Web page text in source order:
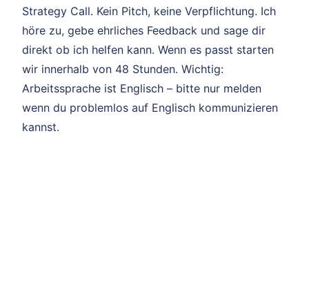
Strategy Call. Kein Pitch, keine Verpflichtung. Ich
höre zu, gebe ehrliches Feedback und sage dir
direkt ob ich helfen kann. Wenn es passt starten
wir innerhalb von 48 Stunden. Wichtig:
Arbeitssprache ist Englisch – bitte nur melden
wenn du problemlos auf Englisch kommunizieren
kannst.